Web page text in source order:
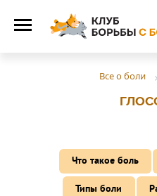
Все о боли
Что такое боль
Типы боли